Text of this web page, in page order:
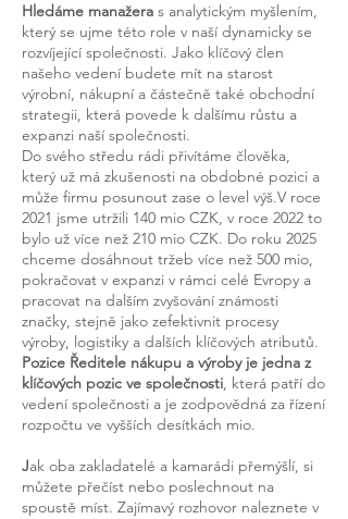
Hledáme manažera s analytickým myšlením,
který se ujme této role v naší dynamicky se
rozvíjející společnosti. Jako klíčový člen
našeho vedení budete mít na starost
výrobní, nákupní a částečně také obchodní
strategii, která povede k dalšímu růstu a
expanzi naší společnosti.
Do svého středu rádi přivítáme člověka,
který už má zkušenosti na obdobné pozici a
může firmu posunout zase o level výš.V roce
2021 jsme utržili 140 mio CZK, v roce 2022 to
bylo už více než 210 mio CZK. Do roku 2025
chceme dosáhnout tržeb více než 500 mio,
pokračovat v expanzi v rámci celé Evropy a
pracovat na dalším zvyšování známosti
značky, stejně jako zefektivnit procesy
výroby, logistiky a dalších klíčových atributů.
Pozice Ředitele nákupu a výroby je jedna z
klíčových pozic ve společnosti, která patří do
vedení společnosti a je zodpovědná za řízení
rozpočtu ve vyšších desítkách mio.
Jak oba zakladatelé a kamarádi přemýšlí, si
můžete přečíst nebo poslechnout na
spoustě míst. Zajímavý rozhovor naleznete v